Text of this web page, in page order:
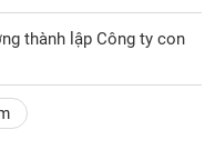
thành lập Công ty con